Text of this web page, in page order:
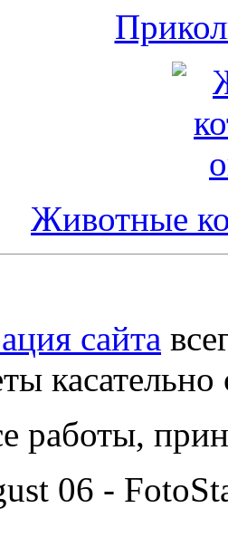
Животные
сайта
касательно
работы,
06 -